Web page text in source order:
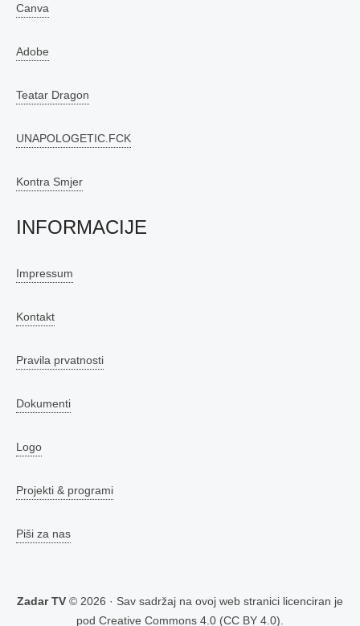
Canva
Adobe
Teatar Dragon
UNAPOLOGETIC.FCK
Kontra Smjer
INFORMACIJE
Impressum
Kontakt
Pravila prvatnosti
Dokumenti
Logo
Projekti & programi
Piši za nas
Zadar TV © 2026 · Sav sadržaj na ovoj web stranici licenciran je
pod Creative Commons 4.0 (CC BY 4.0)